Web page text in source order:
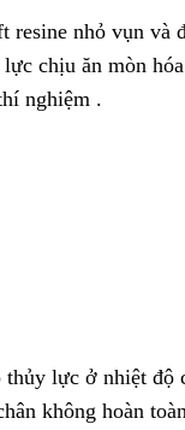
nhỏ vụn và
chịu ăn mòn
nghiệm .
lực ở nhiệt độ
không hoàn